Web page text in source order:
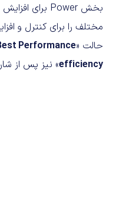
بخش Power
برای
مختلف را برای کنترل و
حالت «Performance
efficiency» نیز پس از